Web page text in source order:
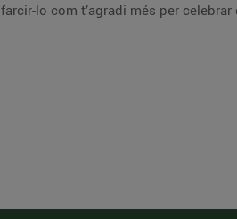
farcir-lo com t’agradi més per